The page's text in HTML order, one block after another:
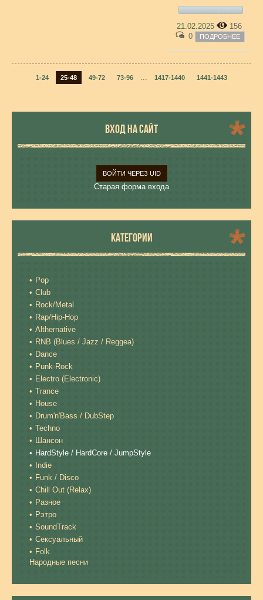
21.02.2025
156
0
ПОДРОБНЕЕ
1-24 25-48 49-72 73-96 ... 1417-1440 1441-1443
ВХОД НА САЙТ
ВОЙТИ ЧЕРЕЗ UID
Старая форма входа
КАТЕГОРИИ
Pop
Club
Rock/Metal
Rap/Hip-Hop
Althernative
RNB (Blues / Jazz / Reggea)
Dance
Punk-Rock
Electro (Electronic)
Trance
House
Drum'n'Bass / DubStep
Techno
Шансон
HardStyle / HardCore / JumpStyle
Indie
Funk / Disco
Chill Out (Relax)
Разное
Рэтро
SoundTrack
Сексуальный
Folk
Народные песни